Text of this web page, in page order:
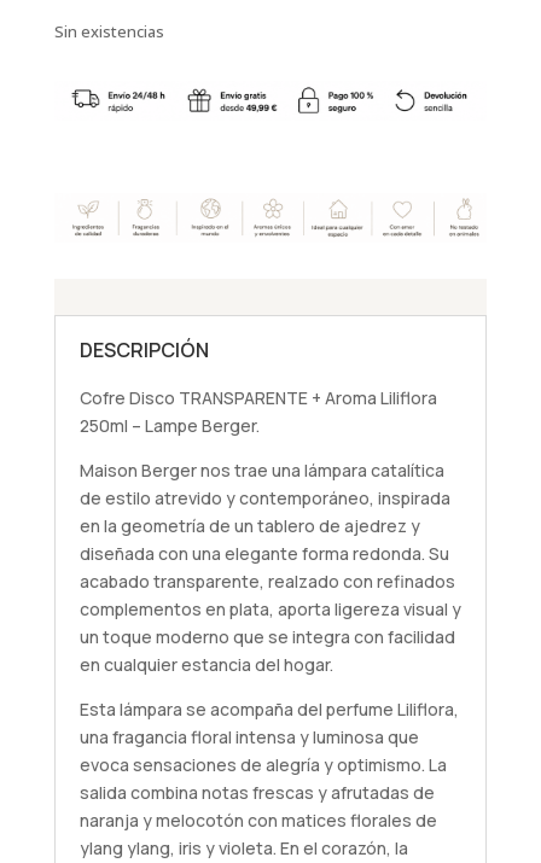
Sin existencias
DESCRIPCIÓN
Cofre Disco TRANSPARENTE + Aroma Liliflora
250ml – Lampe Berger.
Maison Berger nos trae una lámpara catalítica
de estilo atrevido y contemporáneo, inspirada
en la geometría de un tablero de ajedrez y
diseñada con una elegante forma redonda. Su
acabado transparente, realzado con refinados
complementos en plata, aporta ligereza visual y
un toque moderno que se integra con facilidad
en cualquier estancia del hogar.
Esta lámpara se acompaña del perfume Liliflora,
una fragancia floral intensa y luminosa que
evoca sensaciones de alegría y optimismo. La
salida combina notas frescas y afrutadas de
naranja y melocotón con matices florales de
ylang ylang, iris y violeta. En el corazón, la